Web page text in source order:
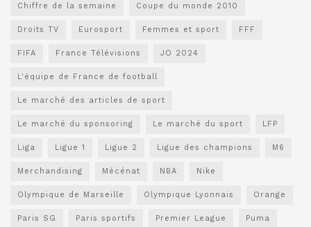
Chiffre de la semaine Coupe du monde 2010
Droits TV Eurosport Femmes et sport FFF
FIFA France Télévisions JO 2024
L'équipe de France de football
Le marché des articles de sport
Le marché du sponsoring Le marché du sport LFP
Liga Ligue 1 Ligue 2 Ligue des champions M6
Merchandising Mécénat NBA Nike
Olympique de Marseille Olympique Lyonnais Orange
Paris SG Paris sportifs Premier League Puma